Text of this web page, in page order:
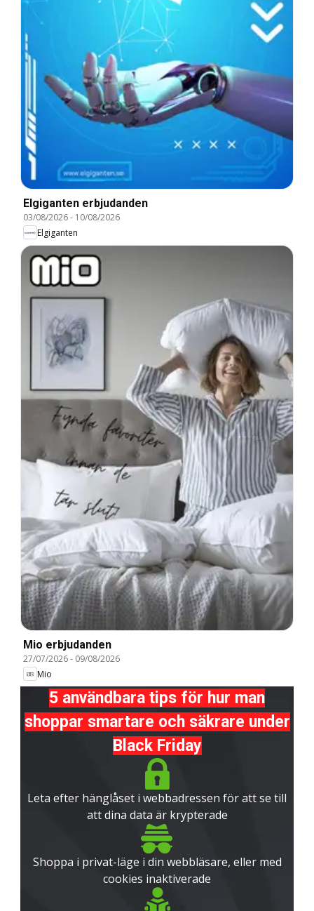
Elgiganten erbjudanden
03/08/2026- 10/08/2026
Elgiganten
Mio erbjudanden
27/07/2026- 09/08/2026
Mio
5 användbara tips för hur man
shoppar smartare och säkrare under
Black Friday
Leta efter hänglåset i webbadressen för att se till
att dina data är krypterade
Shoppa i privat-läge i din webbläsare, eller med
cookies inaktiverade